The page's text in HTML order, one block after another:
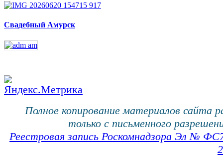
Свадебный Амурск
Полное копирование материалов сайта
только с письменного
Реестровая запись Роскомнадзора Эл №